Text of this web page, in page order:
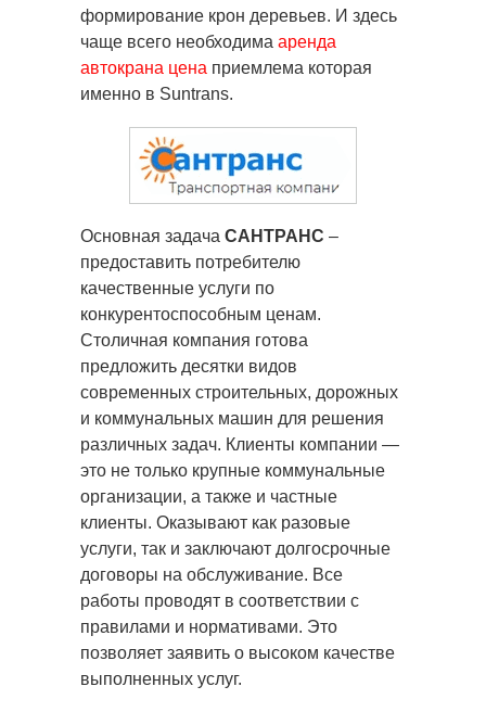
формирование крон деревьев. И здесь
чаще всего необходима аренда
автокрана цена приемлема которая
именно в Suntrans.
Основная задача САНТРАНС –
предоставить потребителю
качественные услуги по
конкурентоспособным ценам.
Столичная компания готова
предложить десятки видов
современных строительных, дорожных
и коммунальных машин для решения
различных задач. Клиенты компании —
это не только крупные коммунальные
организации, а также и частные
клиенты. Оказывают как разовые
услуги, так и заключают долгосрочные
договоры на обслуживание. Все
работы проводят в соответствии с
правилами и нормативами. Это
позволяет заявить о высоком качестве
выполненных услуг.